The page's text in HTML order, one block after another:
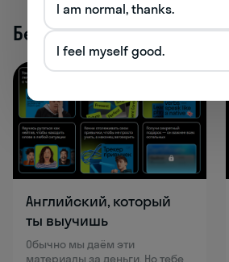
Бесплатные активности
Английский, который
ты выучишь
Обычно мы даём эти
материалы за деньги. Но тебе
I am normal, thanks.
I feel myself good.